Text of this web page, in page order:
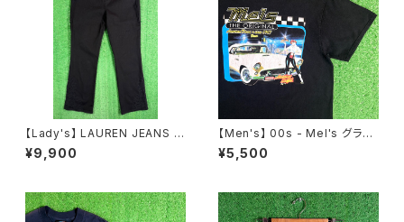
【Lady's】 LAUREN JEANS R
ALPH LAUREN レースデザイ
ン フレアパンツ / 古着 パンツ フ
¥9,900
【Men's】 00s - Mel's グラフ
ィック Tシャツ / ティーシャツ T
-Shirt 古着 レストラン Americ
¥5,500